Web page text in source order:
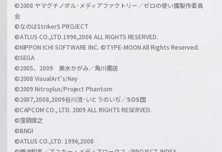
l
h
a
n
l
©2008 ヤマグチノボル･メディアファクトリー／ゼロの使い魔製作委員
会
©なのはStrikerS PROJECT
©ATLUS CO.,LTD.1996,2006 ALL RIGHTS RESERVED.
©NIPPON ICHI SOFTWARE INC. ©TYPE-MOON All Rights Reserved.
©SEGA
©2005、2009 美水かがみ／角川書店
©2008 VisualArt's/Key
©2009 Nitroplus/Project Phantom
©2007,2008,2009谷川流･いとうのいぢ／SOS団
©CAPCOM CO., LTD. 2009 ALL RIGHTS RESERVED.
©窪岡俊之
©BNGI
©ATLUS CO.,LTD. 1996,2008